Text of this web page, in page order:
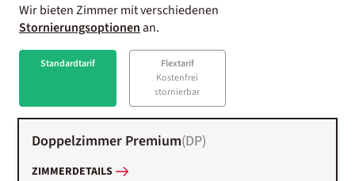
Wir bieten Zimmer mit verschiedenen
Stornierungsoptionenan.
Standardtarif
Flextarif
Kostenfrei
stornierbar
Doppelzimmer Premium(DP)
ZIMMERDETAILS